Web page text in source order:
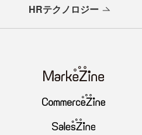
HRテクノロジー